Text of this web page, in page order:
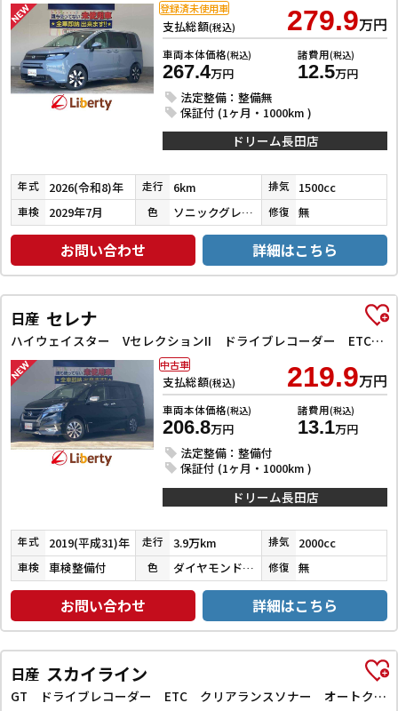
支払総額(税込) 279.9万円
車両本体価格(税込)
267.4万円
諸費用(税込)
12.5万円
法定整備：整備無
保証付 (1ヶ月・1000km )
登録済未使用車
ドリーム長田店
年式 2026(令和8)年 走行 6km 排気 1500cc
車検 2029年7月 色 ソニックグレーパール 修復 無
お問い合わせ 詳細はこちら
日産 セレナ
ハイウェイスター VセレクションII ドライブレコーダー ETC 全周囲カメラ ナビ TV クリアランスソナー オートクルーズコントロール パークアシスト 衝突被害軽減システム 両側電動スライドドア オートライト LEDヘッドランプ
支払総額(税込) 219.9万円
車両本体価格(税込)
206.8万円
諸費用(税込)
13.1万円
法定整備：整備付
保証付 (1ヶ月・1000km )
中古車
ドリーム長田店
年式 2019(平成31)年 走行 3.9万km 排気 2000cc
車検 車検整備付 色 ダイヤモンドブラックパール 修復 無
お問い合わせ 詳細はこちら
日産 スカイライン
GT ドライブレコーダー ETC クリアランスソナー オートクルーズコントロール 衝突被害軽減システム 全周囲カメラ ナビ TV アルミホイール オートライト LEDヘッドランプ サンルーフ AT